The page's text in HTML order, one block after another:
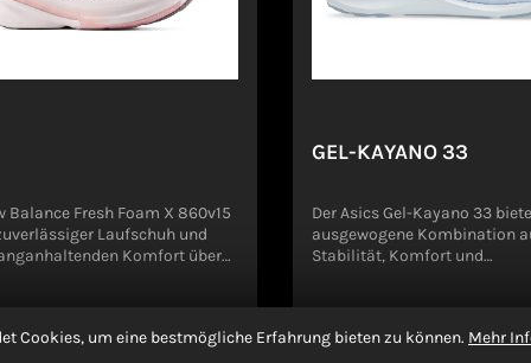
Balance Fresh Foam X 860v15
Laufschuh und
Komfort über
des Fresh Foam X
GEL-KAYANO 33
Der Asics Gel-Kayano 33
ausgewogene Kombination
Stabilität, Komfort und
Obermaterial aus
Cookies, um eine bestmögliche Erfahrung bieten zu können. Mehr